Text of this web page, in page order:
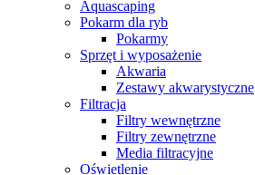
Aquascaping
Pokarm dla ryb
Pokarmy
Sprzęt i wyposażenie
Akwaria
Zestawy akwarystyczne
Filtracja
Filtry wewnętrzne
Filtry zewnętrzne
Media filtracyjne
Oświetlenie